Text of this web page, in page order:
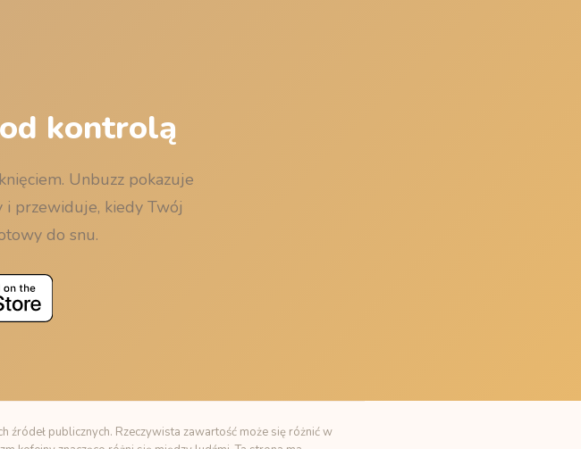
kontrolą
Unbuzz pokazuje
przewiduje, kiedy Twój
do snu.
źródeł publicznych. Rzeczywista zawartość może się różnić w